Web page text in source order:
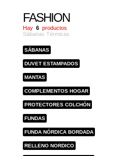
FASHION
Hay 6 productos
Sábanas Térmicas
SÁBANAS
DUVET ESTAMPADOS
MANTAS
COMPLEMENTOS HOGAR
PROTECTORES COLCHÓN
FUNDAS
FUNDA NÓRDICA BORDADA
RELLENO NORDICO